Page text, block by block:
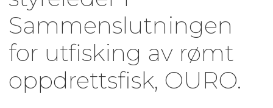
Sammenslutningen
for utfisking av rømt
oppdrettsfisk, OURO.